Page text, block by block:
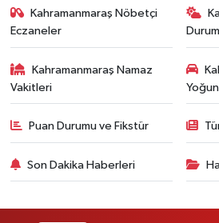
Kahramanmaraş Nöbetçi
Eczaneler
Kahramanmaraş Namaz
Vakitleri
Puan Durumu ve Fikstür
Son Dakika Haberleri